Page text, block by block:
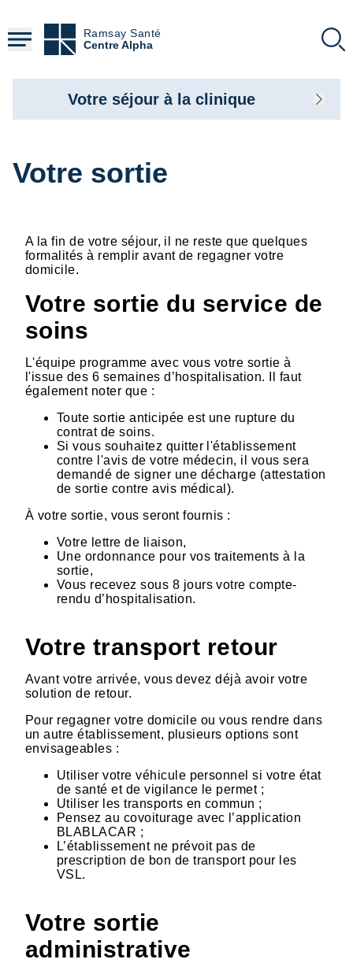
contenu
principal
Ramsay Santé
Centre Alpha
Votre sortie
A la fin de votre séjour, il ne reste que quelques
formalités à remplir avant de regagner votre
domicile.
Votre sortie du service de
soins
L'équipe programme avec vous votre sortie à
l'issue des 6 semaines d’hospitalisation. Il faut
également noter que :
Toute sortie anticipée est une rupture du
contrat de soins.
Si vous souhaitez quitter l'établissement
contre l'avis de votre médecin, il vous sera
demandé de signer une décharge (attestation
de sortie contre avis médical).
À votre sortie, vous seront fournis :
Votre lettre de liaison,
Une ordonnance pour vos traitements à la
sortie,
Vous recevez sous 8 jours votre compte-
rendu d’hospitalisation.
Votre transport retour
Avant votre arrivée, vous devez déjà avoir votre
solution de retour.
Pour regagner votre domicile ou vous rendre dans
un autre établissement, plusieurs options sont
envisageables :
Utiliser votre véhicule personnel si votre état
de santé et de vigilance le permet ;
Utiliser les transports en commun ;
Pensez au covoiturage avec l’application
BLABLACAR ;
L’établissement ne prévoit pas de
prescription de bon de transport pour les
VSL.
Votre sortie
administrative
Votre séjour à la clinique